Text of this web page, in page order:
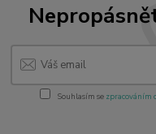
Souhlasím se zpracováním